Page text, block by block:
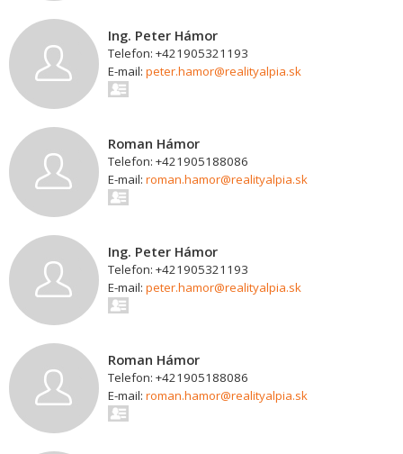
Ing. Peter Hámor
Telefon: +421905321193
E-mail: peter.hamor@realityalpia.sk
Roman Hámor
Telefon: +421905188086
E-mail: roman.hamor@realityalpia.sk
Ing. Peter Hámor
Telefon: +421905321193
E-mail: peter.hamor@realityalpia.sk
Roman Hámor
Telefon: +421905188086
E-mail: roman.hamor@realityalpia.sk